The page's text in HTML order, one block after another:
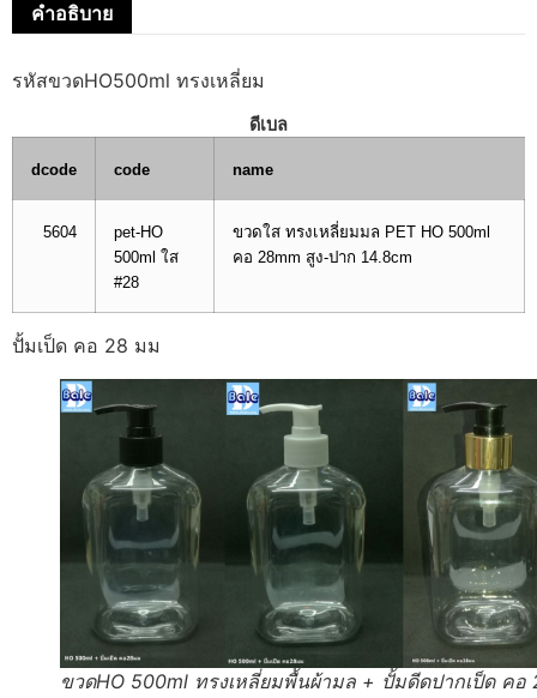
คำอธิบาย
รหัสขวดHO500ml ทรงเหลี่ยม
ดีเบล
dcode code name
5604
pet-HO
500ml ใส
#28
ขวดใส ทรงเหลี่ยมมล PET HO 500ml
คอ 28mm สูง-ปาก 14.8cm
ปั้มเป็ด คอ 28 มม
ขวดHO 500ml ทรงเหลี่ยมพื้นผ้ามล + ปั้มดีดปากเป็ด คอ